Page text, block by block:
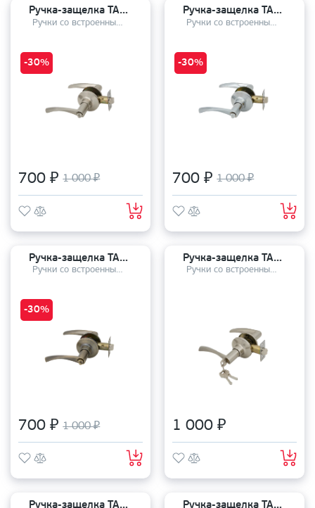
Ручка-защелка TANDOOR TDHP 8801-03 SN
Ручки со встроенным механизмом
-30%
700 ₽ 1 000 ₽
Ручка-защелка TANDOOR TDHP 8801-03 CP
Ручки со встроенным механизмом
-30%
700 ₽ 1 000 ₽
Ручка-защелка TANDOOR TDHP 8801-03 AB
Ручки со встроенным механизмом
-30%
700 ₽ 1 000 ₽
Ручка-защелка TANDOOR TDHP 8801-01 SN
Ручки со встроенным механизмом
1 000 ₽
Ручка-защелка TANDOOR TDHP 8801-01 CP Ручка-защелка TANDOOR TDHP 8801-01 AB